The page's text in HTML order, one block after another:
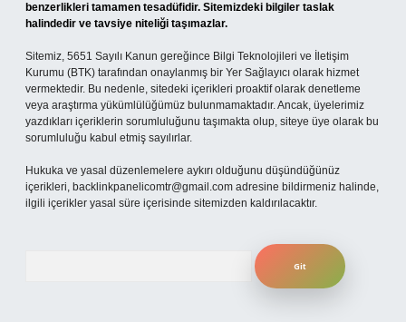
benzerlikleri tamamen tesadüfidir. Sitemizdeki bilgiler taslak
halindedir ve tavsiye niteliği taşımazlar.
Sitemiz, 5651 Sayılı Kanun gereğince Bilgi Teknolojileri ve İletişim
Kurumu (BTK) tarafından onaylanmış bir Yer Sağlayıcı olarak hizmet
vermektedir. Bu nedenle, sitedeki içerikleri proaktif olarak denetleme
veya araştırma yükümlülüğümüz bulunmamaktadır. Ancak, üyelerimiz
yazdıkları içeriklerin sorumluluğunu taşımakta olup, siteye üye olarak bu
sorumluluğu kabul etmiş sayılırlar.
Hukuka ve yasal düzenlemelere aykırı olduğunu düşündüğünüz
içerikleri, backlinkpanelicomtr@gmail.com adresine bildirmeniz halinde,
ilgili içerikler yasal süre içerisinde sitemizden kaldırılacaktır.